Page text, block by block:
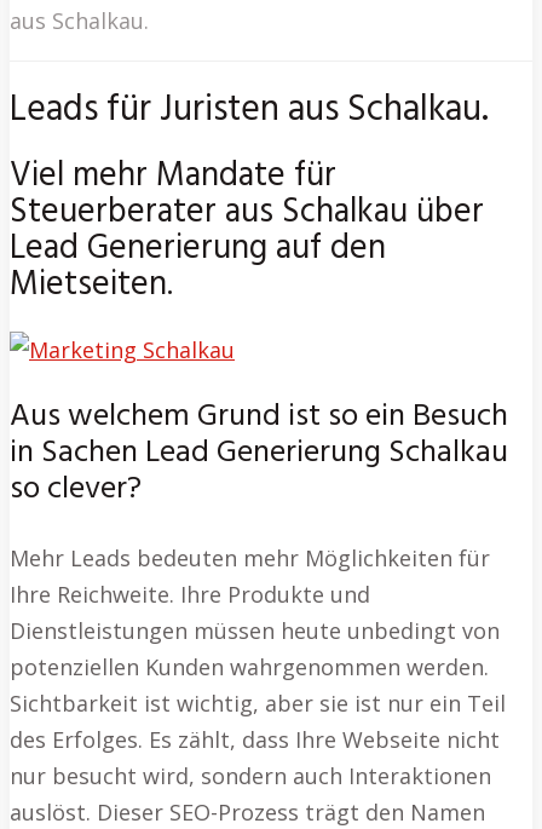
aus Schalkau.
Leads für Juristen aus Schalkau.
Viel mehr Mandate für
Steuerberater aus Schalkau über
Lead Generierung auf den
Mietseiten.
Aus welchem Grund ist so ein Besuch
in Sachen Lead Generierung Schalkau
so clever?
Mehr Leads bedeuten mehr Möglichkeiten für
Ihre Reichweite. Ihre Produkte und
Dienstleistungen müssen heute unbedingt von
potenziellen Kunden wahrgenommen werden.
Sichtbarkeit ist wichtig, aber sie ist nur ein Teil
des Erfolges. Es zählt, dass Ihre Webseite nicht
nur besucht wird, sondern auch Interaktionen
auslöst. Dieser SEO-Prozess trägt den Namen